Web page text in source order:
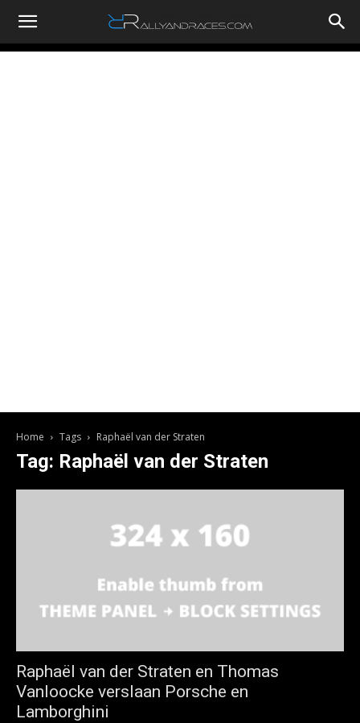
RallyandRaces.com
Home Tags Raphaël van der Straten
Tag: Raphaël van der Straten
Raphaël van der Straten en Thomas
Vanloocke verslaan Porsche en
Lamborghini